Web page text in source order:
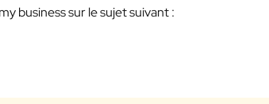
business sur le sujet suivant :